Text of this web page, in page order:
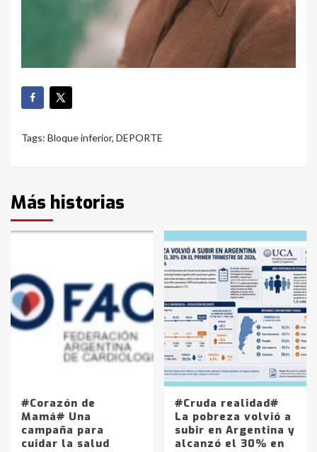
Tags: Bloque inferior, DEPORTE
Más historias
#Corazón de
Mamá# Una
campaña para
cuidar la salud
#Cruda realidad#
La pobreza volvió a
subir en Argentina y
alcanzó el 30% en